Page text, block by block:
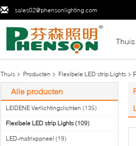
sales02@phensonlighting.com
Thuis
Thuis Producten Flexibele LED strip Lights
Alle producten
LEIDENE Verlichtingslichten (135)
Flexibele LED strip Lights (109)
LED-matrixpaneel (19)